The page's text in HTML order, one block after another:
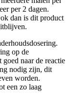
per 2 dagen.
dan is dit product
op de
naar de reactie
nodig zijn, dit
worden.
een zo laag